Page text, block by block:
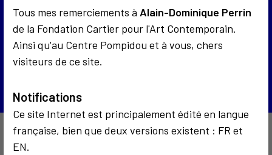
Tous mes remerciements à Alain-Dominique Perrin
de la Fondation Cartier pour l'Art Contemporain.
Ainsi qu'au Centre Pompidou et à vous, chers
visiteurs de ce site.
Notifications
Ce site Internet est principalement édité en langue
française, bien que deux versions existent : FR et
EN.
2011
Conférence au MIT
Retour à la liste
2011
Anthology Films Archives